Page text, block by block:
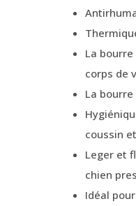
La
corps de
La
coussin
Leger et
chien
Idéal